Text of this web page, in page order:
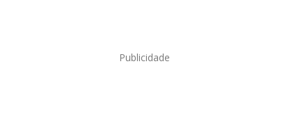
Publicidade